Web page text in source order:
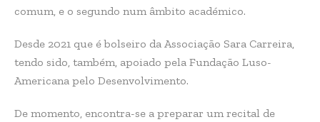
comum, e o segundo num âmbito académico.
Desde 2021 que é bolseiro da Associação Sara Carreira,
tendo sido, também, apoiado pela Fundação Luso-
Americana pelo Desenvolvimento.
De momento, encontra-se a preparar um recital de